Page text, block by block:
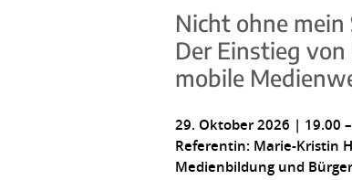
Nicht ohne mein
Der Einstieg
mobile
29. Oktober 2026 | 19.00
Referentin: Marie-Kristin
Medienbildung und